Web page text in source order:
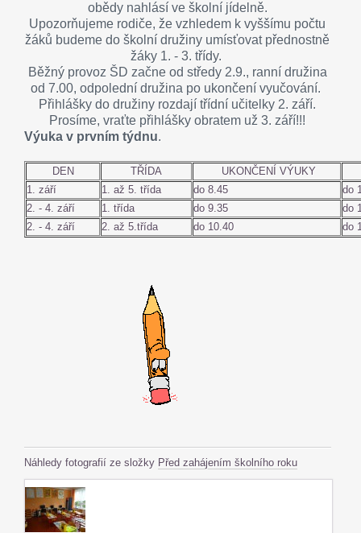
obědy nahlásí ve školní jídelně.
Upozorňujeme rodiče, že vzhledem k vyššímu počtu
žáků budeme do školní družiny umísťovat přednostně
žáky 1. - 3. třídy.
Běžný provoz ŠD začne od středy 2.9., ranní družina
od 7.00, odpolední družina po ukončení vyučování.
Přihlášky do družiny rozdají třídní učitelky 2. září.
Prosíme, vraťte přihlášky obratem už 3. září!!!
Výuka v prvním týdnu.
DEN TŘÍDA
UKONČENÍ VÝUKY
1. září
1. až 5. třída do 8.45
do
2. - 4. září
1. třída do 9.35
do
2. - 4. září
2. až 5.třída do 10.40 do
Náhledy fotografií ze složky Před zahájením školního roku